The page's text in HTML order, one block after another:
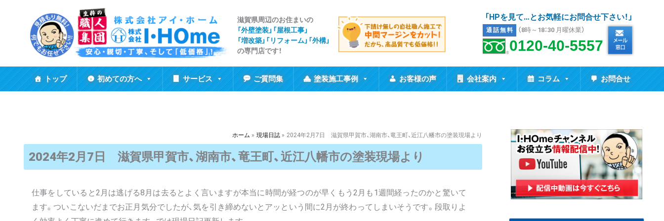
ッ
プ
滋賀県周辺のお住まいの
「外壁塗装」「屋根工事」
「増改築」「リフォーム」「外構」
の専門店です！
「HPを見て…とお気軽にお問合せ下さい！」
通話無料 （8時～18：30 月曜休業）
0120-40-5557
トップ 初めての方へ サービス ご質問集 塗装施工事例 お客様の声 会社案内 コラム お問合せ
ホーム 現場日誌 2024年2月7日 滋賀県甲賀市、湖南市、竜王町、近江八幡市の塗装現場より
2024年2月7日 滋賀県甲賀市、湖南市、竜王町、近江八幡市の塗装現場より
仕事をしていると2月は逃げる8月は去るとよく言いますが本当に時間が経つのが早くもう2月も1週間経ったのかと驚いて
ます。ついこないだまでお正月気分でしたが、気を引き締めないとアッという間に2月が終わってしまいそうです。段取りよ